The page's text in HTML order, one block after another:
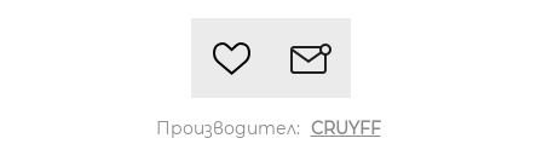
Производител: CRUYFF